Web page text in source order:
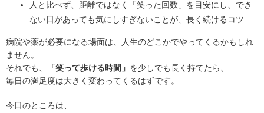
人と比べず、距離ではなく「笑った回数」を目安にし、でき
ない日があっても気にしすぎないことが、長く続けるコツ
病院や薬が必要になる場面は、人生のどこかでやってくるかもしれ
ません。
それでも、
「笑って歩ける時間」 を少しでも長く持てたら、
毎日の満足度は大きく変わってくるはずです。
今日のところは、